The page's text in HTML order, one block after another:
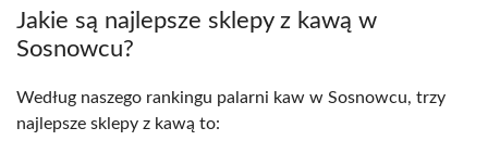
Jakie są najlepsze sklepy z kawą w
Sosnowcu?
Według naszego rankingu palarni kaw w Sosnowcu, trzy
najlepsze sklepy z kawą to: